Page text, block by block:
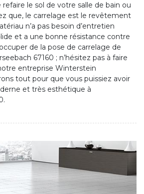
le sol de votre salle de bain ou
que, le carrelage est le revêtement
n’a pas besoin d’entretien
et a une bonne résistance contre
de la pose de carrelage de
67160 ; n’hésitez pas à faire
entreprise Winterstein
tout pour que vous puissiez avoir
et très esthétique à